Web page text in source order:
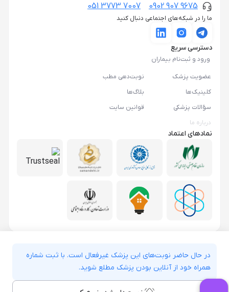
در حال حاضر نوبت‌های این پزشک غیرفعال است. با ثبت شماره
همراه خود از آنلاین بودن پزشک مطلع شوید.
0902 907 9675
051 3773 7007
ما را در شبکه‌های اجتماعی دنبال کنید
دسترسی سریع
ورود و ثبت‌نام بیماران
عضویت پزشک
نوبت‌دهی مطب
کلینیک‌ها
بلاگ‌ها
سؤالات پزشکی
قوانین سایت
درباره ما
نمادهای اعتماد